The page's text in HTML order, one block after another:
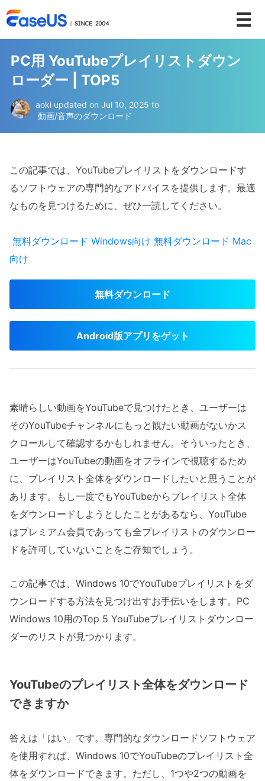
PC用 YouTubeプレイリストダウン
ローダー | TOP5
aokiupdated on Jul 10, 2025 to
動画/音声のダウンロード
この記事では、YouTubeプレイリストをダウンロードす
るソフトウェアの専門的なアドバイスを提供します。最適
なものを見つけるために、ぜひ一読してください。
無料ダウンロード Windows向け 無料ダウンロード Mac
向け
無料ダウンロード
Android版アプリをゲット
素晴らしい動画をYouTubeで見つけたとき、ユーザーは
そのYouTubeチャンネルにもっと観たい動画がないかス
クロールして確認するかもしれません。そういったとき、
ユーザーはYouTubeの動画をオフラインで視聴するため
に、プレイリスト全体をダウンロードしたいと思うことが
あります。もし一度でもYouTubeからプレイリスト全体
をダウンロードしようとしたことがあるなら、YouTube
はプレミアム会員であっても全プレイリストのダウンロー
ドを許可していないことをご存知でしょう。
この記事では、Windows 10でYouTubeプレイリストをダ
ウンロードする方法を見つけ出すお手伝いをします。PC
Windows 10用のTop 5 YouTubeプレイリストダウンロー
ダーのリストが見つかります。
YouTubeのプレイリスト全体をダウンロード
できますか
答えは「はい」です。専門的なダウンロードソフトウェア
を使用すれば、Windows 10でYouTubeのプレイリスト全
体をダウンロードできます。ただし、1つや2つの動画を